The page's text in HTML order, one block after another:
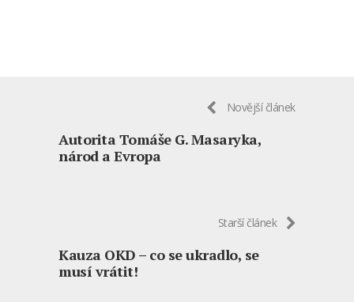
Novější článek
Autorita Tomáše G. Masaryka,
národ a Evropa
Starší článek
Kauza OKD – co se ukradlo, se
musí vrátit!